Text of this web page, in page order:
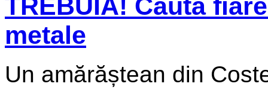
TREBUIA! Căuta
metale
Un amărăștean din